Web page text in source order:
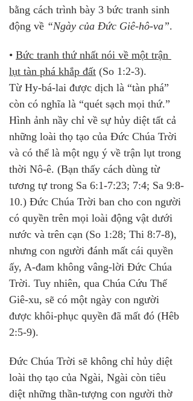
bằng cách trình bày 3 bức tranh sinh
động về “Ngày của Đức Giê-hô-va”.
• Bức tranh thứ nhất nói về một trận
lụt tàn phá khắp đất (So 1:2-3).
Từ Hy-bá-lai được dịch là “tàn phá”
còn có nghĩa là “quét sạch mọi thứ.”
Hình ảnh nầy chỉ về sự hủy diệt tất cả
những loài thọ tạo của Đức Chúa Trời
và có thể là một ngụ ý về trận lụt trong
thời Nô-ê. (Bạn thấy cách dùng từ
tương tự trong Sa 6:1-7:23; 7:4; Sa 9:8-
10.) Đức Chúa Trời ban cho con người
có quyền trên mọi loài động vật dưới
nước và trên cạn (So 1:28; Thi 8:7-8),
nhưng con người đánh mất cái quyền
ấy, A-đam không vâng-lời Đức Chúa
Trời. Tuy nhiên, qua Chúa Cứu Thế
Giê-xu, sẽ có một ngày con người
được khôi-phục quyền đã mất đó (Hêb
2:5-9).
Đức Chúa Trời sẽ không chỉ hủy diệt
loài thọ tạo của Ngài, Ngài còn tiêu
diệt những thần-tượng con người thờ